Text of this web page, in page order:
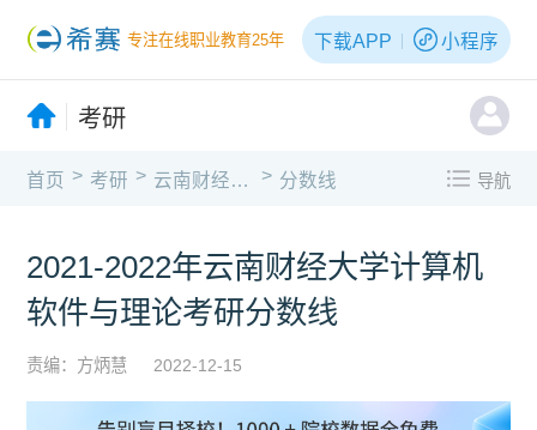
专注在线职业教育25年 下载APP 小程序
考研
首页 > 考研 > 云南财经大学 > 分数线 导航
2021-2022年云南财经大学计算机
软件与理论考研分数线
责编：方炳慧 2022-12-15